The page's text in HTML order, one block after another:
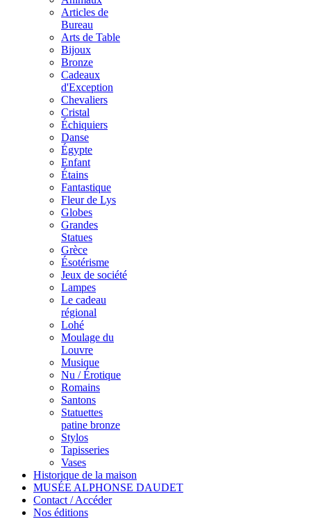
Articles de
Bureau
Arts de Table
Bijoux
Bronze
Cadeaux
d'Exception
Chevaliers
Cristal
Échiquiers
Danse
Égypte
Enfant
Étains
Fantastique
Fleur de Lys
Globes
Grandes
Statues
Grèce
Ésotérisme
Jeux de société
Lampes
Le cadeau
régional
Lohé
Moulage du
Louvre
Musique
Nu / Érotique
Romains
Santons
Statuettes
patine bronze
Stylos
Tapisseries
Vases
Historique de la maison
MUSÉE ALPHONSE DAUDET
Contact / Accéder
Nos éditions